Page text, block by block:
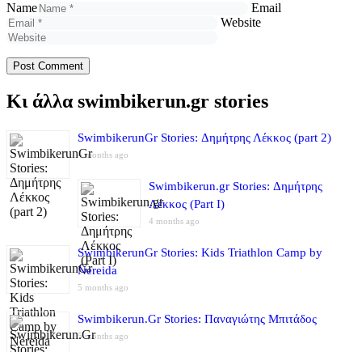
Name
Email
Website
Κι άλλα swimbikerun.gr stories
SwimbikerunGr Stories: Δημήτρης Λέκκος (part 2)
4 months ago
Swimbikerun.gr Stories: Δημήτρης
Λέκκος (Part I)
4 months ago
SwimbikerunGr Stories: Kids Triathlon Camp by
Nereida
5 months ago
Swimbikerun.Gr Stories: Παναγιώτης Μπιτάδος
5 months ago